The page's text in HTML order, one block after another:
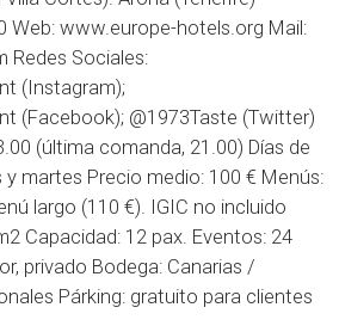
Web: www.europe-hotels.org Mail:
Redes Sociales:
(Instagram);
(Facebook); @1973Taste (Twitter)
(última comanda, 21.00) Días de
y martes Precio medio: 100 € Menús:
largo (110 €). IGIC no incluido
Capacidad: 12 pax. Eventos: 24
privado Bodega: Canarias /
Párking: gratuito para clientes